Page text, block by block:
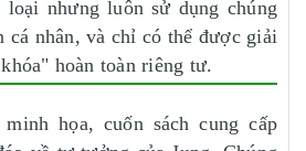
loại nhưng luôn sử dụng chúng
cá nhân, và chỉ có thể được giải
hoàn toàn riêng tư.
họa, cuốn sách cung cấp